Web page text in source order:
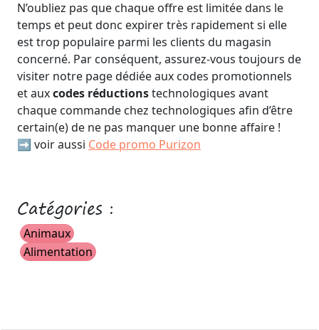
N’oubliez pas que chaque offre est limitée dans le
temps et peut donc expirer très rapidement si elle
est trop populaire parmi les clients du magasin
concerné. Par conséquent, assurez-vous toujours de
visiter notre page dédiée aux codes promotionnels
et auxcodes réductionstechnologiques avant
chaque commande chez technologiques afin d’être
certain(e) de ne pas manquer une bonne affaire !
➡️ voir aussi Code promo Purizon
Catégories :
Animaux
Alimentation